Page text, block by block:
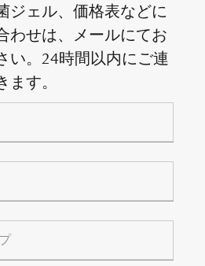
ジェル、価格表などに
わせは、メールにてお
い。24時間以内にご連
す。